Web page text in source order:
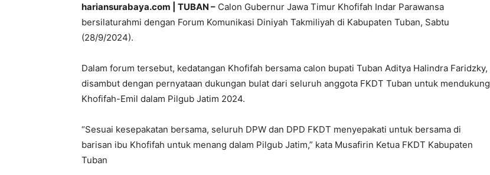
hariansurabaya.com | TUBAN – Calon Gubernur Jawa Timur Khofifah Indar Parawansa
bersilaturahmi dengan Forum Komunikasi Diniyah Takmiliyah di Kabupaten Tuban, Sabtu
(28/9/2024).
Dalam forum tersebut, kedatangan Khofifah bersama calon bupati Tuban Aditya Halindra Faridzky,
disambut dengan pernyataan dukungan bulat dari seluruh anggota FKDT Tuban untuk mendukung
Khofifah-Emil dalam Pilgub Jatim 2024.
“Sesuai kesepakatan bersama, seluruh DPW dan DPD FKDT menyepakati untuk bersama di
barisan ibu Khofifah untuk menang dalam Pilgub Jatim,” kata Musafirin Ketua FKDT Kabupaten
Tuban